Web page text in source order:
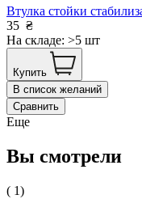
Втулка стойки
35 ₴
На складе: >5 шт
Купить
В список желаний
Сравнить
Еще
Вы смотрели
( 1)